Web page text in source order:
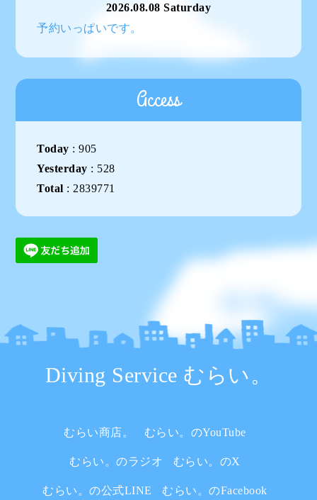
2026.08.08 Saturday
予約いっぱいです。
Access
Today :905
Yesterday : 528
Total : 2839771
Diving Service むらい。
むらい商店。 むらい。のYouTube
むらい。のラジオ むらい。のX
むらい。の公式LINE むらい。のFacebook